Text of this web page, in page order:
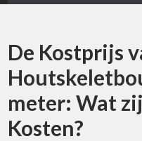
De Kostprijs
meter: Wat
Kosten?